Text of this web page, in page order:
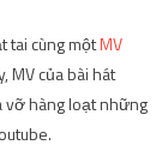
tai cùng mộtMV
MV của bài hát
vỡ hàng loạt những